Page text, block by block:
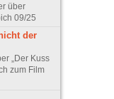
über
09/25
der
„Der Kuss
zum Film